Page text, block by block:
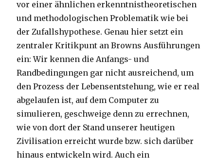
vor einer ähnlichen erkenntnistheoretischen
und methodologischen Problematik wie bei
der Zufallshypothese. Genau hier setzt ein
zentraler Kritikpunt an Browns Ausführungen
ein: Wir kennen die Anfangs- und
Randbedingungen gar nicht ausreichend, um
den Prozess der Lebensentstehung, wie er real
abgelaufen ist, auf dem Computer zu
simulieren, geschweige denn zu errechnen,
wie von dort der Stand unserer heutigen
Zivilisation erreicht wurde bzw. sich darüber
hinaus entwickeln wird. Auch ein